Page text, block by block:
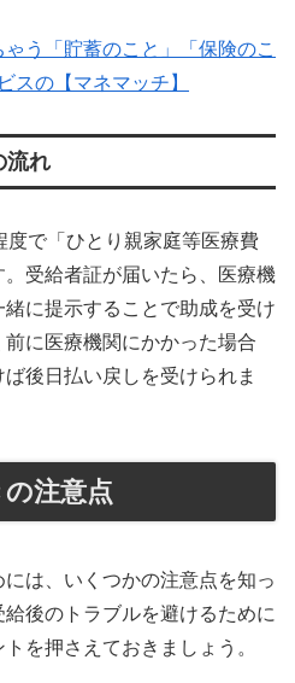
う「貯蓄のこと」「保険のこ
スの【マネマッチ】
流れ
度で「ひとり親家庭等医療費
受給者証が届いたら、医療機
に提示することで助成を受け
に医療機関にかかった場合
後日払い戻しを受けられま
注意点
は、いくつかの注意点を知っ
後のトラブルを避けるために
を押さえておきましょう。